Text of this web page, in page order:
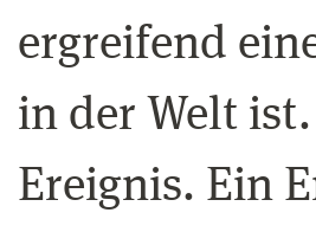
ergreifend
in der Welt
Ereignis. Ein